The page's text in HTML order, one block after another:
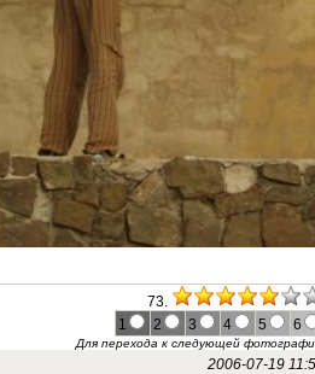
73.
1
2 3 4 5 6
Для перехода к следующей
2006-07-19